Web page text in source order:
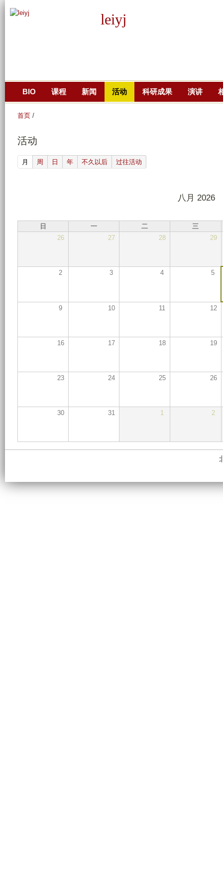
主
leiyj
BIO 课程 新闻 活动 科研成果 演讲
首页 /
活动
月 (active tab)
周 日 年 不久以后 过往活动
八月 2026
日 一 二
三
26
27 28 29
2 3 4 5
9 10 11 12
16 17 18 19
23 24 25 26
30 31 1 2